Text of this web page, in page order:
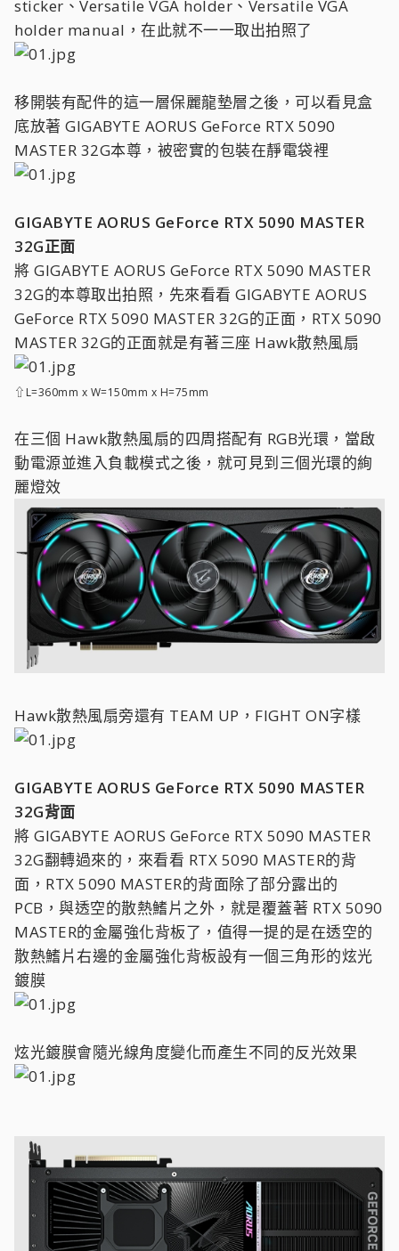
sticker、Versatile VGA holder、Versatile VGA
holder manual，在此就不一一取出拍照了
移開裝有配件的這一層保麗龍墊層之後，可以看見盒
底放著 GIGABYTE AORUS GeForce RTX 5090
MASTER 32G本尊，被密實的包裝在靜電袋裡
GIGABYTE AORUS GeForce RTX 5090 MASTER
32G正面
將 GIGABYTE AORUS GeForce RTX 5090 MASTER
32G的本尊取出拍照，先來看看 GIGABYTE AORUS
GeForce RTX 5090 MASTER 32G的正面，RTX 5090
MASTER 32G的正面就是有著三座 Hawk散熱風扇
⇧L=360mm x W=150mm x H=75mm
在三個 Hawk散熱風扇的四周搭配有 RGB光環，當啟
動電源並進入負載模式之後，就可見到三個光環的絢
麗燈效
Hawk散熱風扇旁還有 TEAM UP，FIGHT ON字樣
GIGABYTE AORUS GeForce RTX 5090 MASTER
32G背面
將 GIGABYTE AORUS GeForce RTX 5090 MASTER
32G翻轉過來的，來看看 RTX 5090 MASTER的背
面，RTX 5090 MASTER的背面除了部分露出的
PCB，與透空的散熱鰭片之外，就是覆蓋著 RTX 5090
MASTER的金屬強化背板了，值得一提的是在透空的
散熱鰭片右邊的金屬強化背板設有一個三角形的炫光
鍍膜
炫光鍍膜會隨光線角度變化而產生不同的反光效果